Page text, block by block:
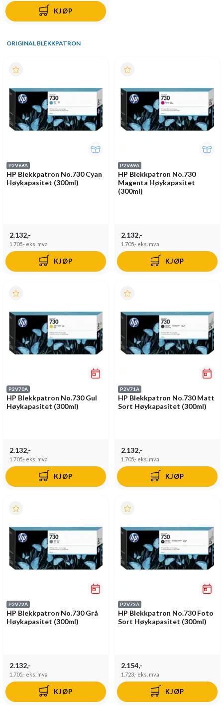
KJØP
ORIGINAL BLEKKPATRON
P2V68A
HP Blekkpatron No.730 Cyan
Høykapasitet (300ml)
2.132,-
1.705,- eks. mva
KJØP
P2V69A
HP Blekkpatron No.730
Magenta Høykapasitet
(300ml)
2.132,-
1.705,- eks. mva
KJØP
P2V70A
HP Blekkpatron No.730 Gul
Høykapasitet (300ml)
2.132,-
1.705,- eks. mva
KJØP
P2V71A
HP Blekkpatron No.730 Matt
Sort Høykapasitet (300ml)
2.132,-
1.705,- eks. mva
KJØP
P2V72A
HP Blekkpatron No.730 Grå
Høykapasitet (300ml)
2.132,-
1.705,- eks. mva
KJØP
P2V73A
HP Blekkpatron No.730 Foto
Sort Høykapasitet (300ml)
2.154,-
1.723,- eks. mva
KJØP